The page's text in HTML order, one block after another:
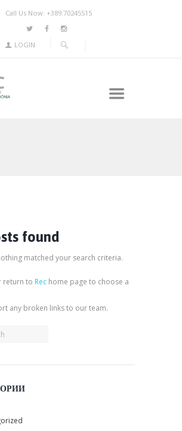
Call Us Now: +389.70245515
LOGIN
found
matched your search criteria.
return to Rec home page to choose a
any broken links to our team.